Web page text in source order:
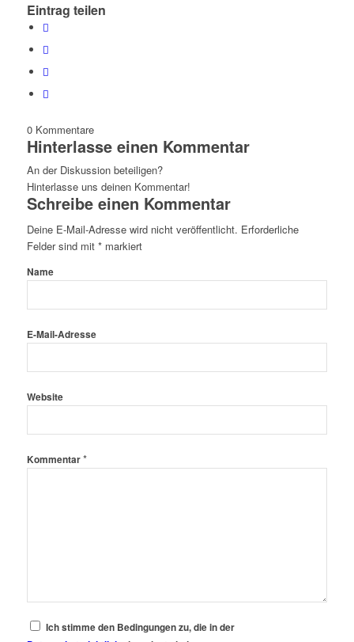
Eintrag teilen
0 Kommentare
Hinterlasse einen Kommentar
An der Diskussion beteiligen?
Hinterlasse uns deinen Kommentar!
Schreibe einen Kommentar
Deine E-Mail-Adresse wird nicht veröffentlicht. Erforderliche
Felder sind mit *markiert
Name
E-Mail-Adresse
Website
Kommentar*
Ich stimme den Bedingungen zu, die in der